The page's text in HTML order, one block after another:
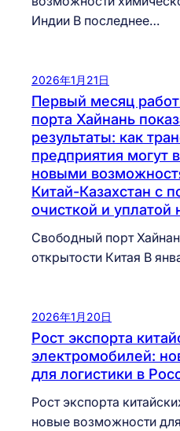
Индии В последнее…
2026年1月21日
Первый месяц
порта Хайнань
результаты: как
предприятия могут
новыми
Китай-Казахстан с
очисткой и уплатой
Свободный порт
открытости Китая В
2026年1月20日
Рост экспорта
электромобилей:
для логистики в
Рост экспорта
новые возможности